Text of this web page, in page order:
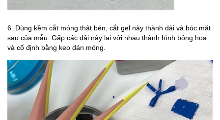
6. Dùng kềm cắt móng thật bén, cắt gel này thành dải và bóc mặt
sau của mẫu. Gấp các dải này lại với nhau thành hình bông hoa
và cố định bằng keo dán móng.